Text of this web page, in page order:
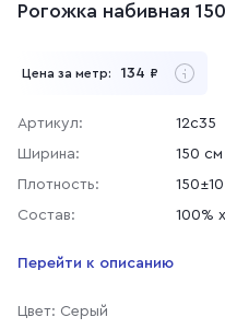
Рогожка набивная
Цена за метр: 134 ₽
Артикул:
12с35
Ширина:
150 см
Плотность:
Состав:
100%
Перейти к описанию
Цвет: Серый